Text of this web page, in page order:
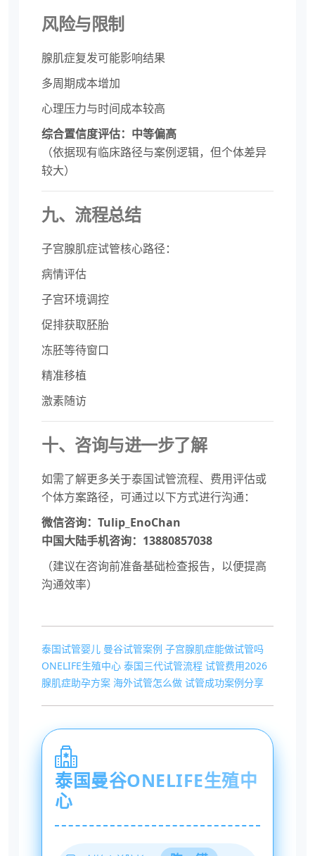
风险与限制
腺肌症复发可能影响结果
多周期成本增加
心理压力与时间成本较高
综合置信度评估：中等偏高
（依据现有临床路径与案例逻辑，但个体差异
较大）
九、流程总结
子宫腺肌症试管核心路径：
病情评估
子宫环境调控
促排获取胚胎
冻胚等待窗口
精准移植
激素随访
十、咨询与进一步了解
如需了解更多关于泰国试管流程、费用评估或
个体方案路径，可通过以下方式进行沟通：
微信咨询：Tulip_EnoChan
中国大陆手机咨询：13880857038
（建议在咨询前准备基础检查报告，以便提高
沟通效率）
泰国试管婴儿 曼谷试管案例 子宫腺肌症能做试管吗
ONELIFE生殖中心 泰国三代试管流程 试管费用2026
腺肌症助孕方案 海外试管怎么做 试管成功案例分享
泰国曼谷ONELIFE生殖中
心